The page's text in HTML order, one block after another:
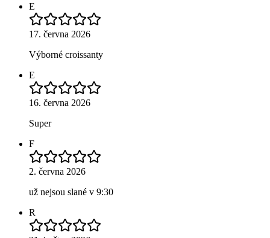
E
17. června 2026
Výborné croissanty
E
16. června 2026
Super
F
2. června 2026
už nejsou slané v 9:30
R